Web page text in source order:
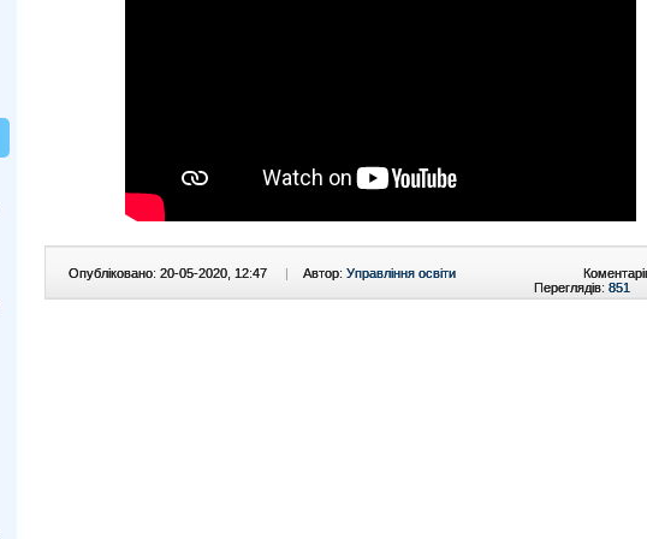
Опубліковано: 20-05-2020, 12:47 | Автор: Управління освіти
Переглядів: 851